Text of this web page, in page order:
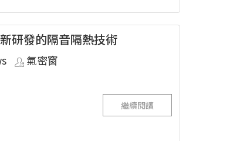
研發的隔音隔熱技術
氣密窗
繼續閱讀